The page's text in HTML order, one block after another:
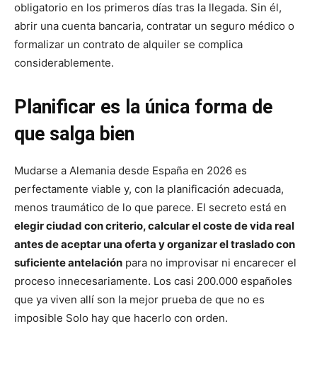
obligatorio en los primeros días tras la llegada. Sin él,
abrir una cuenta bancaria, contratar un seguro médico o
formalizar un contrato de alquiler se complica
considerablemente.
Planificar es la única forma de
que salga bien
Mudarse a Alemania desde España en 2026 es
perfectamente viable y, con la planificación adecuada,
menos traumático de lo que parece. El secreto está en
elegir ciudad con criterio, calcular el coste de vida real
antes de aceptar una oferta y organizar el traslado con
suficiente antelación para no improvisar ni encarecer el
proceso innecesariamente. Los casi 200.000 españoles
que ya viven allí son la mejor prueba de que no es
imposible Solo hay que hacerlo con orden.